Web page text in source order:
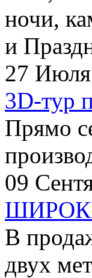
ночи,
и
27
3D-тур
Прямо
09
В
двух